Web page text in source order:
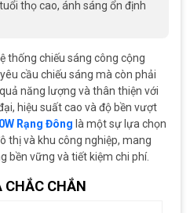
thọ cao, ánh sáng ổn định
thống chiếu sáng công cộng
cầu chiếu sáng mà còn phải
năng lượng và thân thiện với
hiệu suất cao và độ bền vượt
Rạng Đông là một sự lựa chọn
thị và khu công nghiệp, mang
bền vững và tiết kiệm chi phí.
CHẮC CHẮN